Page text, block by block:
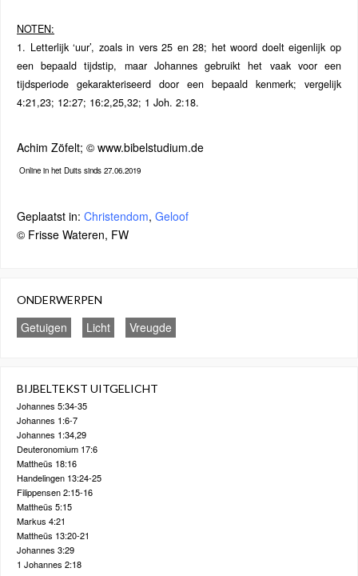
NOTEN:
1. Letterlijk ‘uur’, zoals in vers 25 en 28; het woord doelt eigenlijk op
een bepaald tijdstip, maar Johannes gebruikt het vaak voor een
tijdsperiode gekarakteriseerd door een bepaald kenmerk; vergelijk
4:21,23; 12:27; 16:2,25,32; 1 Joh. 2:18.
Achim Zöfelt; © www.bibelstudium.de
Online in het Duits sinds 27.06.2019
Geplaatst in: Christendom, Geloof
© Frisse Wateren, FW
ONDERWERPEN
Getuigen Licht Vreugde
BIJBELTEKST UITGELICHT
Johannes 5:34-35
Johannes 1:6-7
Johannes 1:34,29
Deuteronomium 17:6
Mattheüs 18:16
Handelingen 13:24-25
Filippensen 2:15-16
Mattheüs 5:15
Markus 4:21
Mattheüs 13:20-21
Johannes 3:29
1 Johannes 2:18